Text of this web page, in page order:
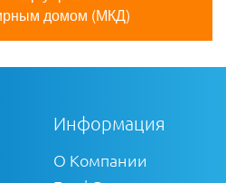
домом (МКД)
Информация
О Компании